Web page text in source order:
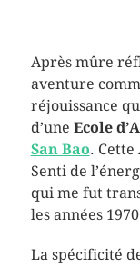
Après mûre
aventure
réjouissance
d’une Ecole
San Bao. Cette
Senti de
qui me fut
les années
La spécificité